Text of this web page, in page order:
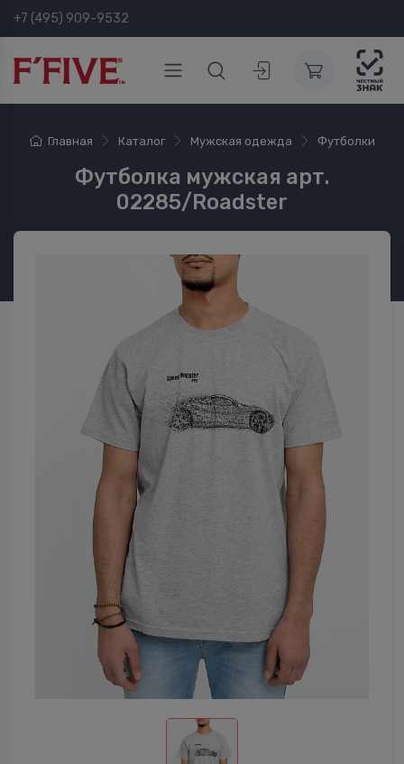
+7 (495) 909-9532
Главная Каталог Мужская одежда Футболки
Футболка мужская арт.
02285/Roadster